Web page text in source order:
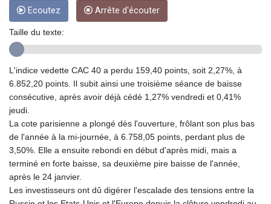
ETB 161.364703
FJD 2.21245
FKP 0.742819
GBP 0.742565
GGP 0.742819
GHS 11.751814
GIP 0.742819
GMD 73.494895
8780.470902
Ecoutez Arrête d'écouter
Taille du texte:
L'indice vedette CAC 40 a perdu 159,40 points, soit 2,27%, à
6.852,20 points. Il subit ainsi une troisième séance de baisse
consécutive, après avoir déjà cédé 1,27% vendredi et 0,41%
jeudi.
La cote parisienne a plongé dès l'ouverture, frôlant son plus bas
de l'année à la mi-journée, à 6.758,05 points, perdant plus de
3,50%. Elle a ensuite rebondi en début d'après midi, mais a
terminé en forte baisse, sa deuxième pire baisse de l'année,
après le 24 janvier.
Les investisseurs ont dû digérer l'escalade des tensions entre la